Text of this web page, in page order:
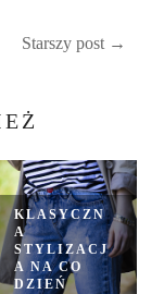
Starszy post →
KLASYCZN
A
STYLIZACJ
A NA CO
DZIEŃ